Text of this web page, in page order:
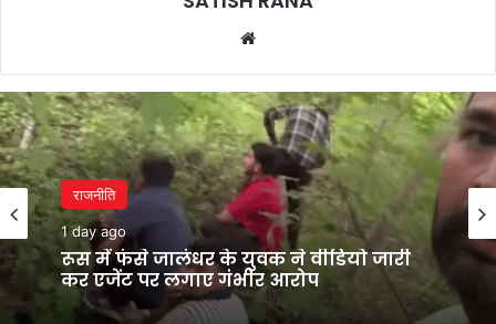
राजनीति
1 day ago
रूस में फंसे जालंधर के युवक ने वीडियो जारी
कर एजेंट पर लगाए गंभीर आरोप